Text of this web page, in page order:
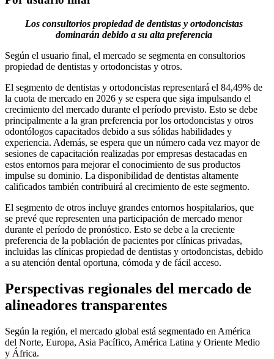
Los consultorios propiedad de dentistas y ortodoncistas
dominarán debido a su alta preferencia
Según el usuario final, el mercado se segmenta en consultorios
propiedad de dentistas y ortodoncistas y otros.
El segmento de dentistas y ortodoncistas representará el 84,49% de
la cuota de mercado en 2026 y se espera que siga impulsando el
crecimiento del mercado durante el período previsto. Esto se debe
principalmente a la gran preferencia por los ortodoncistas y otros
odontólogos capacitados debido a sus sólidas habilidades y
experiencia. Además, se espera que un número cada vez mayor de
sesiones de capacitación realizadas por empresas destacadas en
estos entornos para mejorar el conocimiento de sus productos
impulse su dominio. La disponibilidad de dentistas altamente
calificados también contribuirá al crecimiento de este segmento.
El segmento de otros incluye grandes entornos hospitalarios, que
se prevé que representen una participación de mercado menor
durante el período de pronóstico. Esto se debe a la creciente
preferencia de la población de pacientes por clínicas privadas,
incluidas las clínicas propiedad de dentistas y ortodoncistas, debido
a su atención dental oportuna, cómoda y de fácil acceso.
Perspectivas regionales del mercado de
alineadores transparentes
Según la región, el mercado global está segmentado en América
del Norte, Europa, Asia Pacífico, América Latina y Oriente Medio
y África.